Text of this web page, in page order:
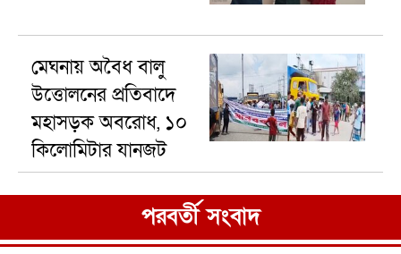
মেঘনায় অবৈধ বালু
উত্তোলনের প্রতিবাদে
মহাসড়ক অবরোধ, ১০
কিলোমিটার যানজট
পরবর্তী সংবাদ